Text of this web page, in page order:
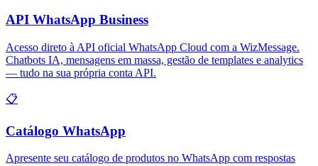
API WhatsApp Business
Acesso direto à API oficial WhatsApp Cloud com a WizMessage.
Chatbots IA, mensagens em massa, gestão de templates e analytics
— tudo na sua própria conta API.
📋
Catálogo WhatsApp
Apresente seu catálogo de produtos no WhatsApp com respostas